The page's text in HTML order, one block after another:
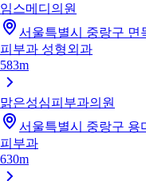
임스메디의원
서울특별시 중랑구 면
피부과 성형외과
583m
맑은성심피부과의원
서울특별시 중랑구 용
피부과
630m